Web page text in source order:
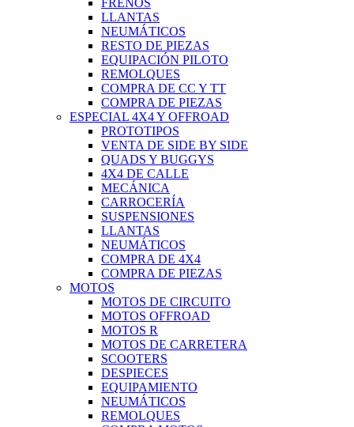
FRENOS
LLANTAS
NEUMÁTICOS
RESTO DE PIEZAS
EQUIPACIÓN PILOTO
REMOLQUES
COMPRA DE CC Y TT
COMPRA DE PIEZAS
ESPECIAL 4X4 Y OFFROAD
PROTOTIPOS
VENTA DE SIDE BY SIDE
QUADS Y BUGGYS
4X4 DE CALLE
MECÁNICA
CARROCERÍA
SUSPENSIONES
LLANTAS
NEUMÁTICOS
COMPRA DE 4X4
COMPRA DE PIEZAS
MOTOS
MOTOS DE CIRCUITO
MOTOS OFFROAD
MOTOS R
MOTOS DE CARRETERA
SCOOTERS
DESPIECES
EQUIPAMIENTO
NEUMÁTICOS
REMOLQUES